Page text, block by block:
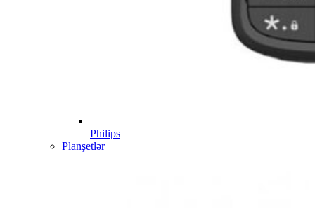
Philips
Planşetlər